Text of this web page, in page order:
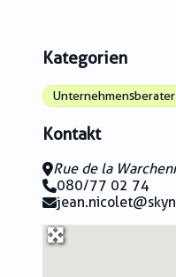
Kategorien
Unternehmensberater
Kontakt
Rue de la
080/77 02 74